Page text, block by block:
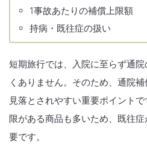
1事故あたりの補償上限額
持病・既往症の扱い
短期旅行では、入院に至らず通
くありません。そのため、通院
見落とされやすい重要ポイント
限がある商品も多いため、既往
要です。